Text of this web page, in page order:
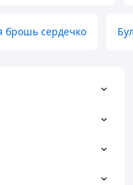
брошь сердечко